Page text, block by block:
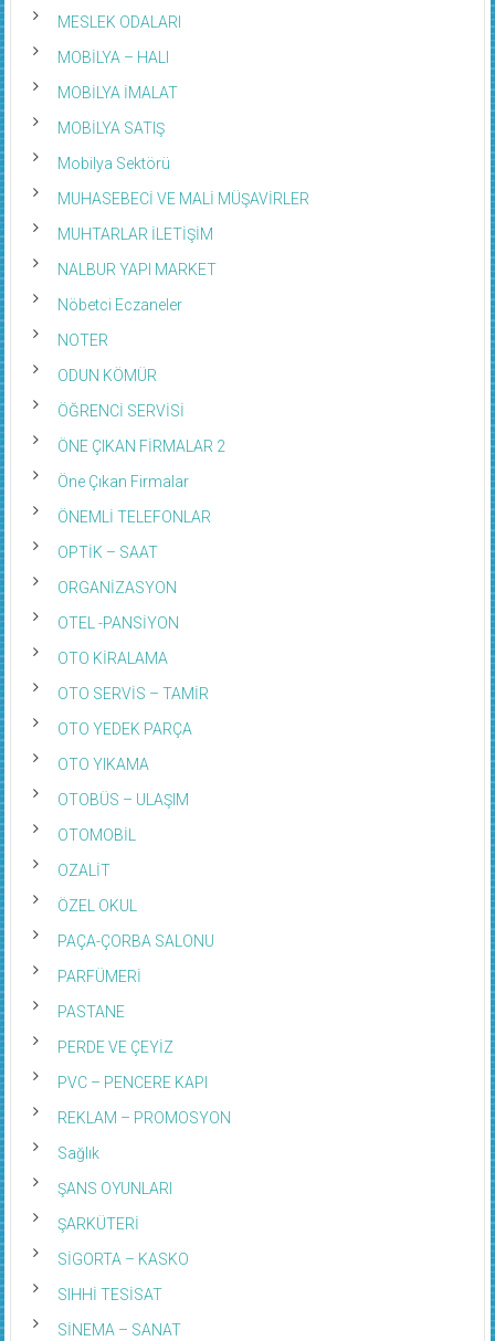
MESLEK ODALARI
MOBİLYA – HALI
MOBİLYA İMALAT
MOBİLYA SATIŞ
Mobilya Sektörü
MUHASEBECİ VE MALİ MÜŞAVİRLER
MUHTARLAR İLETİŞİM
NALBUR YAPI MARKET
Nöbetci Eczaneler
NOTER
ODUN KÖMÜR
ÖĞRENCİ SERVİSİ
ÖNE ÇIKAN FİRMALAR 2
Öne Çıkan Firmalar
ÖNEMLİ TELEFONLAR
OPTİK – SAAT
ORGANİZASYON
OTEL -PANSİYON
OTO KİRALAMA
OTO SERVİS – TAMİR
OTO YEDEK PARÇA
OTO YIKAMA
OTOBÜS – ULAŞIM
OTOMOBİL
OZALİT
ÖZEL OKUL
PAÇA-ÇORBA SALONU
PARFÜMERİ
PASTANE
PERDE VE ÇEYİZ
PVC – PENCERE KAPI
REKLAM – PROMOSYON
Sağlık
ŞANS OYUNLARI
ŞARKÜTERİ
SİGORTA – KASKO
SIHHİ TESİSAT
SİNEMA – SANAT